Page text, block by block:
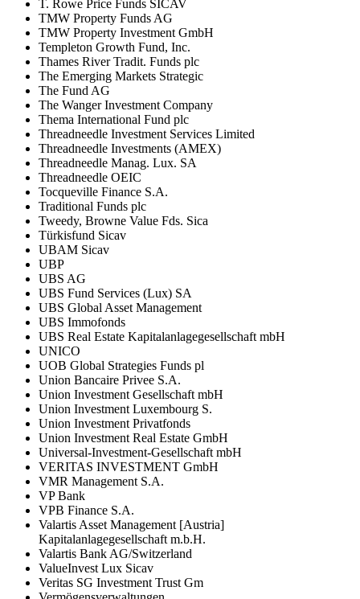
T. Rowe Price Funds SICAV
TMW Property Funds AG
TMW Property Investment GmbH
Templeton Growth Fund, Inc.
Thames River Tradit. Funds plc
The Emerging Markets Strategic
The Fund AG
The Wanger Investment Company
Thema International Fund plc
Threadneedle Investment Services Limited
Threadneedle Investments (AMEX)
Threadneedle Manag. Lux. SA
Threadneedle OEIC
Tocqueville Finance S.A.
Traditional Funds plc
Tweedy, Browne Value Fds. Sica
Türkisfund Sicav
UBAM Sicav
UBP
UBS AG
UBS Fund Services (Lux) SA
UBS Global Asset Management
UBS Immofonds
UBS Real Estate Kapitalanlagegesellschaft mbH
UNICO
UOB Global Strategies Funds pl
Union Bancaire Privee S.A.
Union Investment Gesellschaft mbH
Union Investment Luxembourg S.
Union Investment Privatfonds
Union Investment Real Estate GmbH
Universal-Investment-Gesellschaft mbH
VERITAS INVESTMENT GmbH
VMR Management S.A.
VP Bank
VPB Finance S.A.
Valartis Asset Management [Austria]
Kapitalanlagegesellschaft m.b.H.
Valartis Bank AG/Switzerland
ValueInvest Lux Sicav
Veritas SG Investment Trust Gm